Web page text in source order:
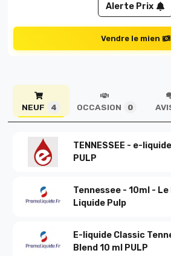
Alerte Prix
Vendre le mien
NEUF 4 OCCASION 0
TENNESSEE - e-liquide
PULP
Tennessee - 10ml - Le
Liquide Pulp
E-liquide Classic
Blend 10 ml PULP